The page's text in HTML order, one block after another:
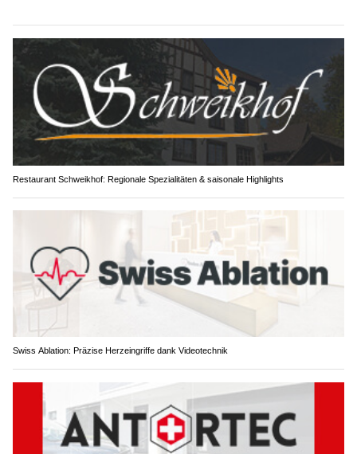
Restaurant Schweikhof: Regionale Spezialitäten & saisonale Highlights
Swiss Ablation: Präzise Herzeingriffe dank Videotechnik